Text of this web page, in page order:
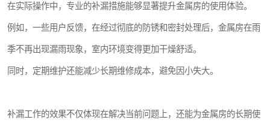
在实际操作中，专业的补漏措施能够显著提升金属房的使用体验。
例如，一些用户反馈，在经过彻底的防锈和密封处理后，金属房在雨
季不再出现漏雨现象，室内环境变得更加干燥舒适。
同时，定期维护还能减少长期维修成本，避免因小失大。
补漏工作的效果不仅体现在解决当前问题上，还能为金属房的长期使